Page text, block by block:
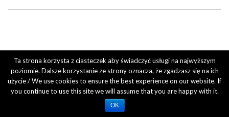
Kaleby LyraThemes.com.
Ta strona korzysta z ciasteczek aby świadczyć usługi na najwyższym
poziomie. Dalsze korzystanie ze strony oznacza, że zgadzasz się na ich
użycie / We use cookies to ensure the best experience on our website. If
you continue to use this site we will assume that you are happy with it.
OK